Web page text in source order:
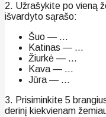
2. Užrašykite po vieną
išvardyto sąrašo:
Šuo — …
Katinas — …
Žiurkė — …
Kava — …
Jūra — …
3. Prisiminkite 5
derinį kiekvienam